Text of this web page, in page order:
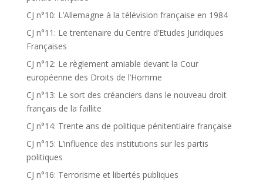
CJ n°10: L’Allemagne à la télévision française en 1984
CJ n°11: Le trentenaire du Centre d’Etudes Juridiques
Françaises
CJ n°12: Le règlement amiable devant la Cour
européenne des Droits de l’Homme
CJ n°13: Le sort des créanciers dans le nouveau droit
français de la faillite
CJ n°14: Trente ans de politique pénitentiaire française
CJ n°15: L’influence des institutions sur les partis
politiques
CJ n°16: Terrorisme et libertés publiques